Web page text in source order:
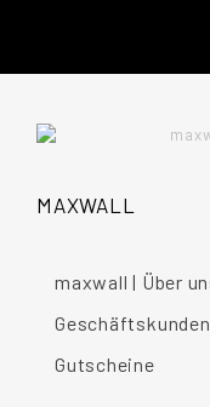
MAXWALL
maxwall | Über
Geschäftskunden
Gutscheine